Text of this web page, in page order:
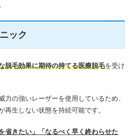
ック
脱毛効果に期待の持てる医療脱毛を受け
の強いレーザーを使用しているため、
生しない状態を持続可能です。
省きたい」「なるべく早く終わらせた